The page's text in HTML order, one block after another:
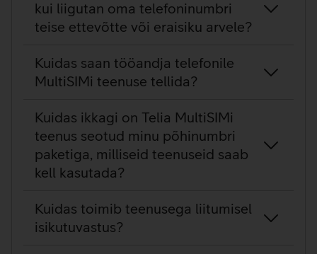
kui liigutan oma telefoninumbri
teise ettevõtte või eraisiku arvele?
Kuidas saan tööandja telefonile
MultiSIMi teenuse tellida?
Kuidas ikkagi on Telia MultiSIMi
teenus seotud minu põhinumbri
paketiga, milliseid teenuseid saab
kell kasutada?
Kuidas toimib teenusega liitumisel
isikutuvastus?